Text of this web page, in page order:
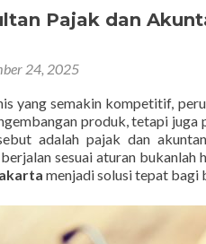
Pajak dan
24, 2025
yang semakin kompetitif,
produk, tetapi juga
adalah pajak dan
sesuai aturan bukanlah
menjadi solusi tepat bagi